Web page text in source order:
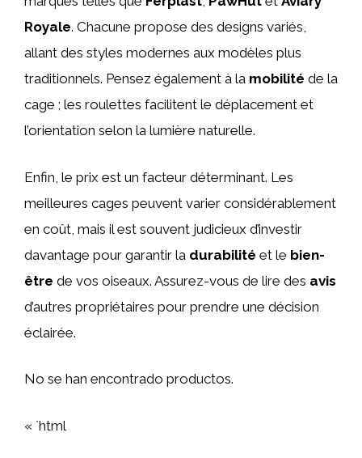
Royale. Chacune propose des designs variés,
allant des styles modernes aux modèles plus
traditionnels. Pensez également à la mobilité de la
cage ; les roulettes facilitent le déplacement et
l’orientation selon la lumière naturelle.
Enfin, le prix est un facteur déterminant. Les
meilleures cages peuvent varier considérablement
en coût, mais il est souvent judicieux d’investir
davantage pour garantir la durabilité et le bien-
être de vos oiseaux. Assurez-vous de lire des avis
d’autres propriétaires pour prendre une décision
éclairée.
No se han encontrado productos.
« `html